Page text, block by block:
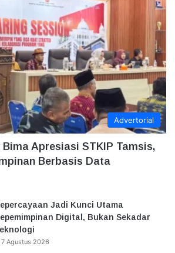
Advertorial
Apresiasi STKIP Tamsis,
Berbasis Data
Jadi Kunci Utama
Digital, Bukan Sekadar
7 Agustus 2026